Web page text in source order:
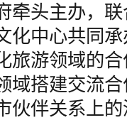
牵头主办，
化中心共同
旅游领域的
域搭建交流
伙伴关系上